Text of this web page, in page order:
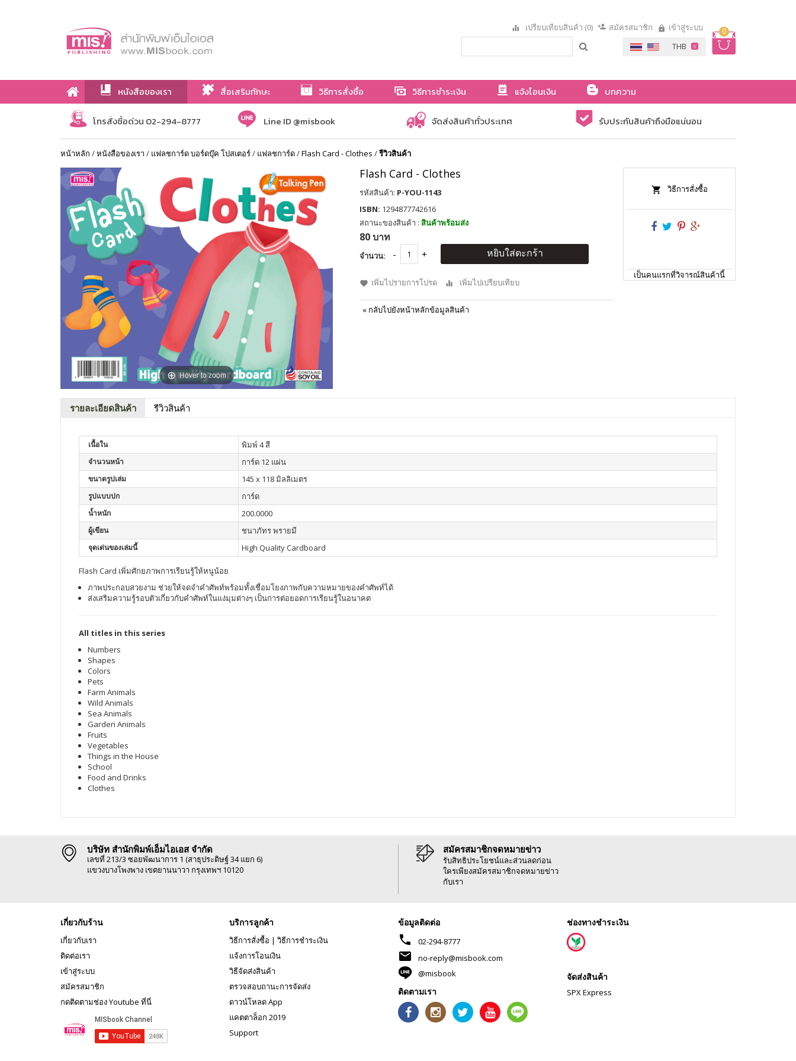
0
เปรียบเทียบสินค้า (0) สมัครสมาชิก เข้าสู่ระบบ
หนังสือของเรา สื่อเสริมทักษะ วิธีการสั่งซื้อ วิธีการชำระเงิน แจ้งโอนเงิน
บทความ
เกี่ยวกับเรา
โทรสั่งซื้อด่วน 02-294-8777 Line ID @misbook จัดส่งสินค้าทั่วประเทศ รับประกันสินค้าถึงมือแน่นอน
หน้าหลัก /หนังสือของเรา / แฟลชการ์ด บอร์ดบุ๊ค โปสเตอร์/ แฟลชการ์ด/Flash Card - Clothes /รีวิวสินค้า
Hover to zoom
Flash Card - Clothes
รหัสสินค้า: P-YOU-1143
ISBN: 1294877742616
สถานะของสินค้า : สินค้าพร้อมส่ง
80 บาท
จำนวน: หยิบใส่ตะกร้า
เพิ่มไปรายการโปรด เพิ่มไปเปรียบเทียบ
« กลับไปยังหน้าหลักข้อมูลสินค้า
วิธีการสั่งซื้อ
เป็นคนแรกที่วิจารณ์สินค้านี้
รายละเอียดสินค้า รีวิวสินค้า
เนื้อใน พิมพ์ 4 สี
จำนวนหน้า การ์ด 12 แผ่น
ขนาดรูปเล่ม 145 x 118 มิลลิเมตร
รูปแบบปก การ์ด
น้ำหนัก 200.0000
ผู้เขียน ชนาภัทร พรายมี
จุดเด่นของเล่มนี้ High Quality Cardboard
Flash Card เพิ่มศักยภาพการเรียนรู้ให้หนูน้อย
ภาพประกอบสวยงาม ช่วยให้จดจำคำศัพท์พร้อมทั้งเชื่อมโยงภาพกับความหมายของคำศัพท์ได้
ส่งเสริมความรู้รอบตัวเกี่ยวกับคำศัพท์ในแง่มุมต่างๆ เป็นการต่อยอดการเรียนรู้ในอนาคต
All titles in this series
Numbers
Shapes
Colors
Pets
Farm Animals
Wild Animals
Sea Animals
Garden Animals
Fruits
Vegetables
Things in the House
School
Food and Drinks
Clothes
บริษัท สำนักพิมพ์เอ็มไอเอส จำกัด
เลขที่ 213/3 ซอยพัฒนาการ 1 (สาธุประดิษฐ์ 34 แยก 6)
แขวงบางโพงพาง เขตยานนาวา กรุงเทพฯ 10120
สมัครสมาชิกจดหมายข่าว
รับสิทธิประโยชน์และส่วนลดก่อน
ใครเพียงสมัครสมาชิกจดหมายข่าว
กับเรา
เกี่ยวกับร้าน
เกี่ยวกับเรา
ติดต่อเรา
เข้าสู่ระบบ
สมัครสมาชิก
กดติดตามช่อง Youtube ที่นี่
บริการลูกค้า
วิธีการสั่งซื้อ | วิธีการชำระเงิน
แจ้งการโอนเงิน
วิธีจัดส่งสินค้า
ตรวจสอบถานะการจัดส่ง
ดาวน์โหลด App
แคตตาล็อก 2019
Support
ข้อมูลติดต่อ
phone 02-294-8777
mail
no-reply@misbook.com
@misbook
ติดตามเรา
ช่องทางชำระเงิน
จัดส่งสินค้า
SPX Express